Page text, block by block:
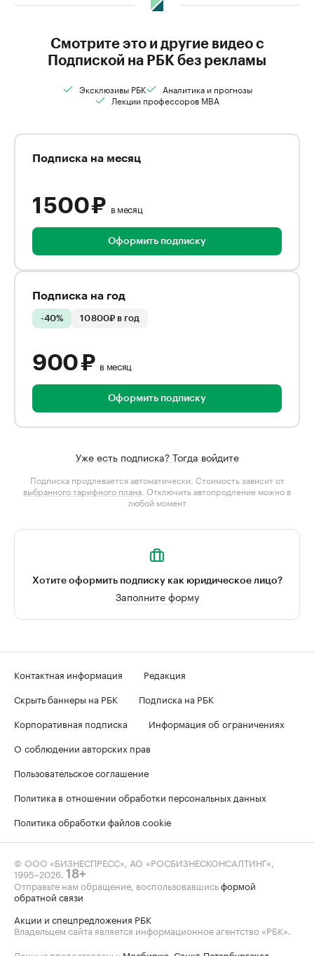
Смотрите это и другие видео с
Подпиской на РБК без рекламы
Эксклюзивы РБК
Аналитика и прогнозы
Лекции профессоров MBA
Подписка на месяц
1 500 ₽ в месяц
Оформить подписку
Подписка на год
-40% 10 800₽ в год
900 ₽ в месяц
Оформить подписку
Уже есть подписка? Тогда войдите
Подписка продлевается автоматически. Стоимость зависит от
выбранного тарифного плана . Отключить автопродление можно в
любой момент
Хотите оформить подписку как юридическое лицо?
Заполните форму
Контактная информация
Редакция
Скрыть баннеры на РБК
Подписка на РБК
Корпоративная подписка
Информация об ограничениях
О соблюдении авторских прав
Пользовательское соглашение
Политика в отношении обработки персональных данных
Политика обработки файлов cookie
© ООО «БИЗНЕСПРЕСС», АО «РОСБИЗНЕСКОНСАЛТИНГ»,
1995–2026. 18+
Отправьте нам обращение, воспользовавшисьформой
обратной связи
Акции и спецпредложения РБК
Владельцем сайта является информационное агентство «РБК».